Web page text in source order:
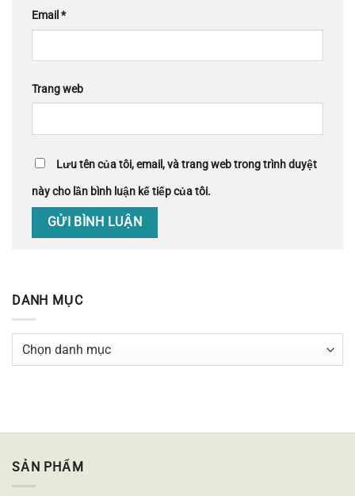
Email *
Trang web
Lưu tên của tôi, email, và trang web trong trình duyệt
này cho lần bình luận kế tiếp của tôi.
DANH MỤC
Danh
SẢN PHẨM